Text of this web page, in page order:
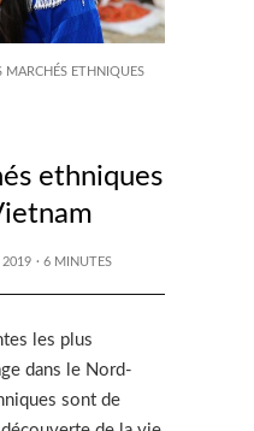
MARCHÉS ETHNIQUES
ethniques
2019 · 6 MINUTES
les plus
dans le Nord-
sont de